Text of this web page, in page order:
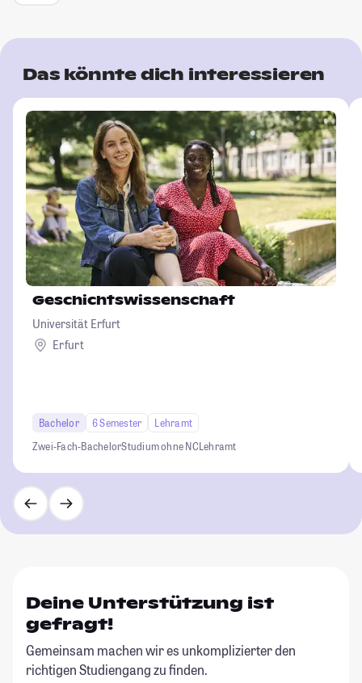
Das könnte dich interessieren
Geschichtswissenschaft
Universität Erfurt
Erfurt
Bachelor 6 Semester
Lehramt
Zwei-Fach-BachelorStudium ohne NCLehramt
Deine Unterstützung ist
gefragt!
Gemeinsam machen wir es unkomplizierter den
richtigen Studiengang zu finden.